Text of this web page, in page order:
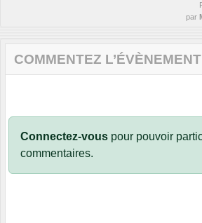
par
COMMENTEZ L’ÉVÈNEMENT
Connectez-vous pour pouvoir
commentaires.